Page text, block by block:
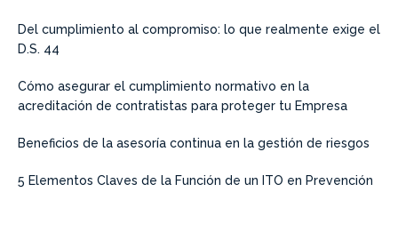
Del cumplimiento al compromiso: lo que realmente exige el
D.S. 44
Cómo asegurar el cumplimiento normativo en la
acreditación de contratistas para proteger tu Empresa
Beneficios de la asesoría continua en la gestión de riesgos
5 Elementos Claves de la Función de un ITO en Prevención